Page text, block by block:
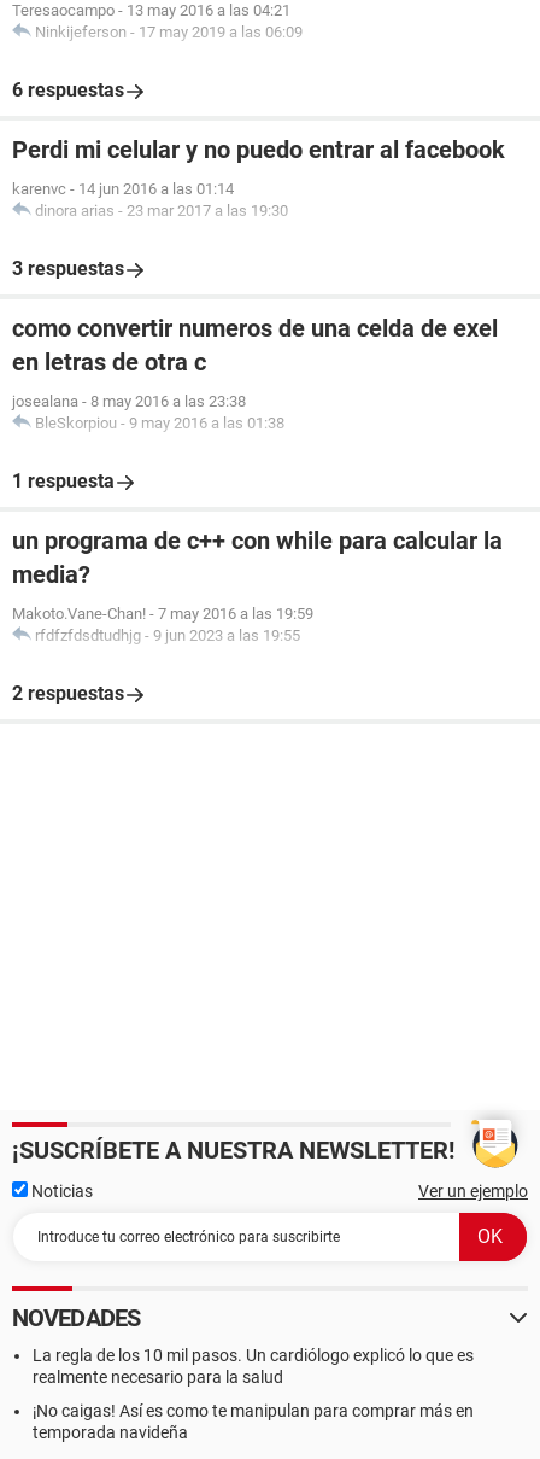
Teresaocampo - 13 may 2016 a las 04:21
Ninkijeferson - 17 may 2019 a las 06:09
6 respuestas
Perdi mi celular y no puedo entrar al facebook
karenvc - 14 jun 2016 a las 01:14
dinora arias - 23 mar 2017 a las 19:30
3 respuestas
como convertir numeros de una celda de exel
en letras de otra c
josealana - 8 may 2016 a las 23:38
BleSkorpiou - 9 may 2016 a las 01:38
1 respuesta
un programa de c++ con while para calcular la
media?
Makoto.Vane-Chan! - 7 may 2016 a las 19:59
rfdfzfdsdtudhjg - 9 jun 2023 a las 19:55
2 respuestas
¡SUSCRÍBETE A NUESTRA NEWSLETTER!
Noticias Ver un ejemplo
NOVEDADES
La regla de los 10 mil pasos. Un cardiólogo explicó lo que es
realmente necesario para la salud
¡No caigas! Así es como te manipulan para comprar más en
temporada navideña